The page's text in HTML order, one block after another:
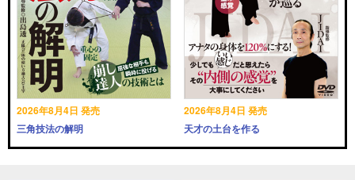
2026年8月4日 発売
三角技法の解明
2026年8月4日 発売
天才の土台を作る